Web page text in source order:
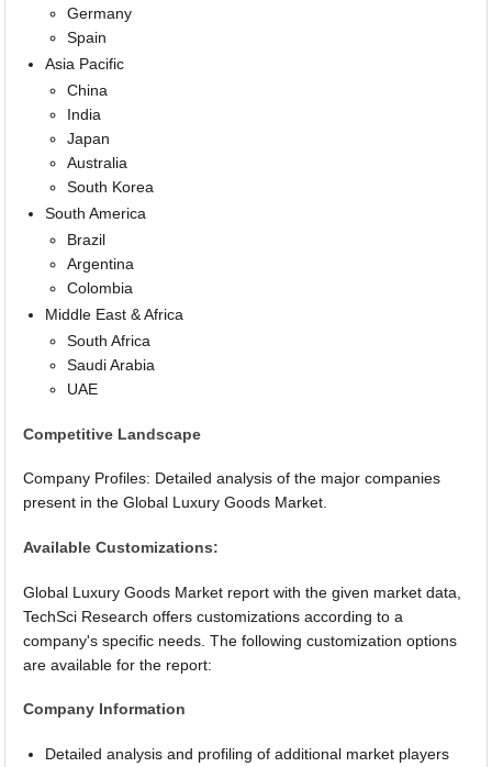
Germany
Spain
Asia Pacific
China
India
Japan
Australia
South Korea
South America
Brazil
Argentina
Colombia
Middle East & Africa
South Africa
Saudi Arabia
UAE
Competitive Landscape
Company Profiles: Detailed analysis of the major companies
present in the Global Luxury Goods Market.
Available Customizations:
Global Luxury Goods Market report with the given market data,
TechSci Research offers customizations according to a
company's specific needs. The following customization options
are available for the report:
Company Information
Detailed analysis and profiling of additional market players